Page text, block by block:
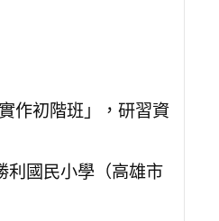
作初階班」，研習資
利國民小學（高雄市